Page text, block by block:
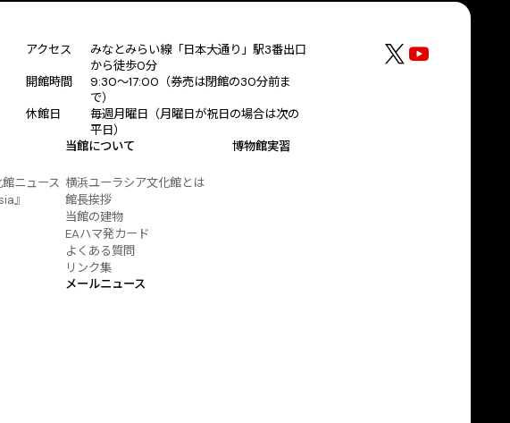
アクセス
みなとみらい線「日本大通り」駅3番出口
から徒歩0分
開館時間
9:30～17:00（券売は閉館の30分前ま
で）
休館日
毎週月曜日（月曜日が祝日の場合は次の
平日）
ニュース
』
当館について
横浜ユーラシア文化館とは
館長挨拶
当館の建物
EAハマ発カード
よくある質問
リンク集
博物館実習
メールニュース